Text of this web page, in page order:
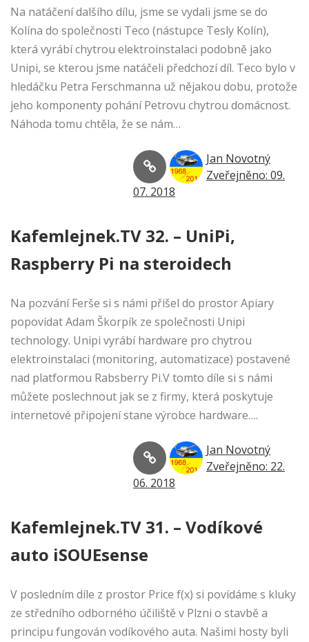
Na natáčení dalšího dílu, jsme se vydali jsme se do
Kolína do společnosti Teco (nástupce Tesly Kolín),
která vyrábí chytrou elektroinstalaci podobně jako
Unipi, se kterou jsme natáčeli předchozí díl. Teco bylo v
hledáčku Petra Ferschmanna už nějakou dobu, protože
jeho komponenty pohání Petrovu chytrou domácnost.
Náhoda tomu chtěla, že se nám…
Jan Novotný
Zveřejněno: 09.
07. 2018
Kafemlejnek.TV 32. – UniPi,
Raspberry Pi na steroidech
Na pozvání Ferše si s námi přišel do prostor Apiary
popovídat Adam Škorpík ze společnosti Unipi
technology. Unipi vyrábí hardware pro chytrou
elektroinstalaci (monitoring, automatizace) postavené
nad platformou Rabsberry Pi.V tomto díle si s námi
můžete poslechnout jak se z firmy, která poskytuje
internetové připojení stane výrobce hardware….
Jan Novotný
Zveřejněno: 22.
06. 2018
Kafemlejnek.TV 31. – Vodíkové
auto iSOUEsense
V posledním díle z prostor Price f(x) si povídáme s kluky
ze středního odborného účiliště v Plzni o stavbě a
principu fungován vodíkového auta. Našimi hosty byli